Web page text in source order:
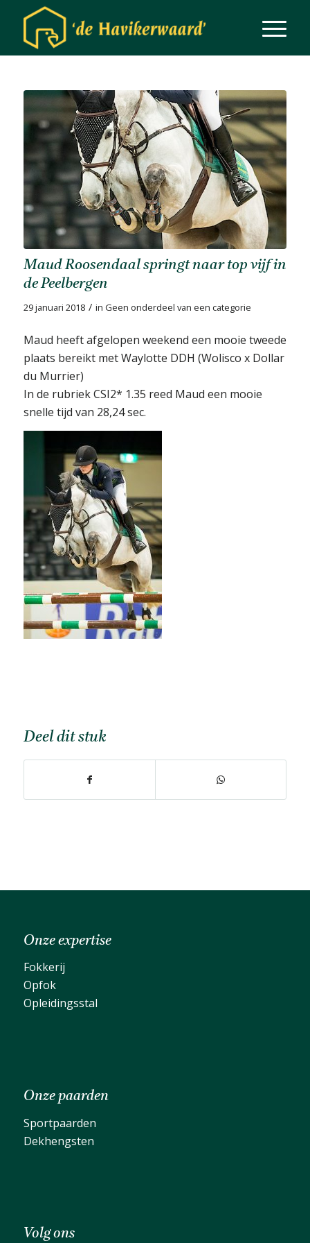
Maud Roosendaal springt naar top vijf in
de Peelbergen
29 januari 2018 / in Geen onderdeel van een categorie
Maud heeft afgelopen weekend een mooie tweede
plaats bereikt met Waylotte DDH (Wolisco x Dollar
du Murrier)
In de rubriek CSI2* 1.35 reed Maud een mooie
snelle tijd van 28,24 sec.
Deel dit stuk
Onze expertise
Fokkerij
Opfok
Opleidingsstal
Onze paarden
Sportpaarden
Dekhengsten
Volg ons